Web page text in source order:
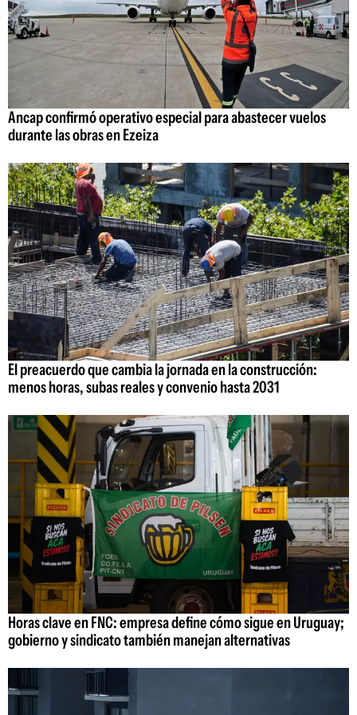
Ancap confirmó operativo especial para abastecer vuelos
durante las obras en Ezeiza
El preacuerdo que cambia la jornada en la construcción:
menos horas, subas reales y convenio hasta 2031
Horas clave en FNC: empresa define cómo sigue en Uruguay;
gobierno y sindicato también manejan alternativas